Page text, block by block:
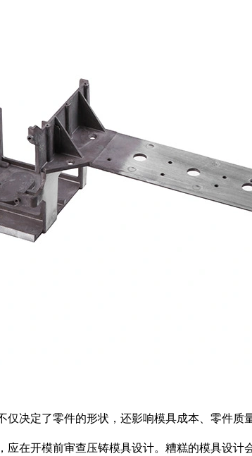
仅决定了零件的形状，还影响模具成本、零件
在开模前审查压铸模具设计。糟糕的模具设